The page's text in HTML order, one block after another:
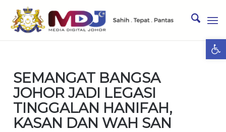
SEMANGAT BANGSA
JOHOR JADI LEGASI
TINGGALAN HANIFAH,
KASAN DAN WAH SAN